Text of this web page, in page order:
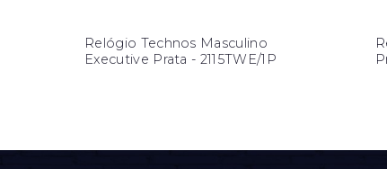
Relógio Technos Masculino
Executive Prata - 2115TWE/1P